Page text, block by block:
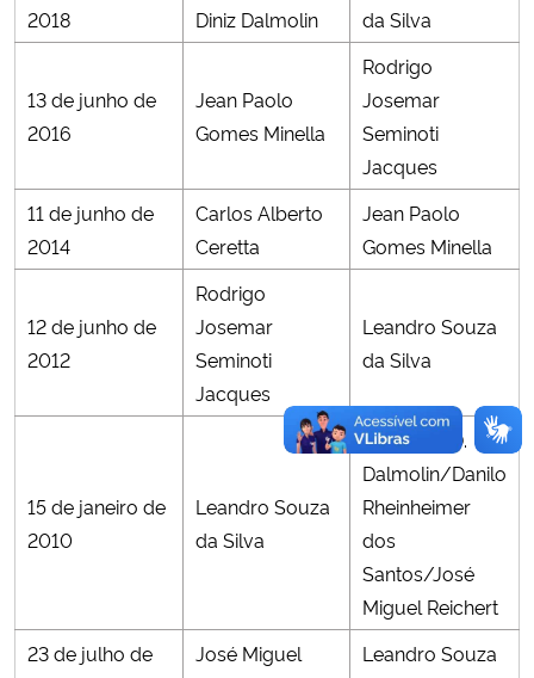
Secretaria de Governo
Gabinete de Segurança Institucional
Banco Central do Brasil
2018
Diniz Dalmolin
da Silva
13 de junho de
2016
Jean Paolo
Gomes Minella
Rodrigo
Josemar
Seminoti
Jacques
11 de junho de
2014
Carlos Alberto
Ceretta
Jean Paolo
Gomes Minella
12 de junho de
2012
Rodrigo
Josemar
Seminoti
Jacques
Leandro Souza
da Silva
15 de janeiro de
2010
Leandro Souza
da Silva
Ricardo S.D.
Dalmolin/Danilo
Rheinheimer
dos
Santos/José
Miguel Reichert
23 de julho de
José Miguel
Leandro Souza